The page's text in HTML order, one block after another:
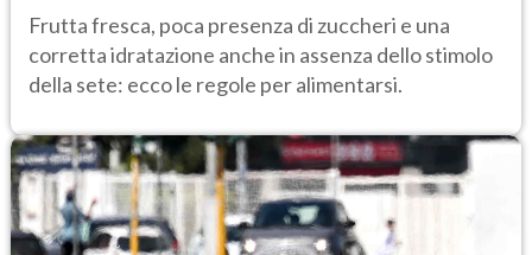
temperature
Frutta fresca, poca presenza di zuccheri e una
corretta idratazione anche in assenza dello stimolo
della sete: ecco le regole per alimentarsi.